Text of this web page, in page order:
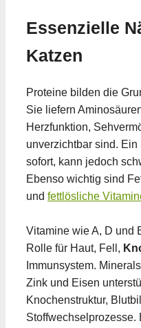
Essenzielle
Katzen
Proteine bilden die
Sie liefern
Herzfunktion,
unverzichtbar sind.
sofort, kann jedoch
Ebenso wichtig sind
und fettlösliche
Vitamine wie A, D und
Rolle für Haut, Fell,
Immunsystem.
Zink und Eisen
Knochenstruktur,
Stoffwechselprozesse.